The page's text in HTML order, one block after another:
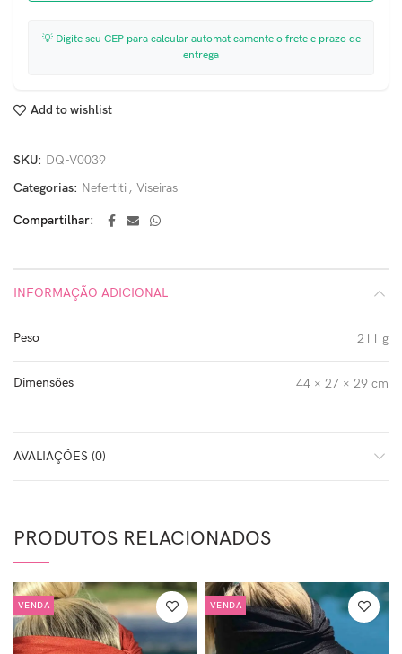
💡 Digite seu CEP para calcular automaticamente o frete e prazo de
entrega
Add to wishlist
SKU: DQ-V0039
Categorias: Nefertiti , Viseiras
Compartilhar
INFORMAÇÃO ADICIONAL
Peso 211 g
Dimensões 44 × 27 × 29 cm
AVALIAÇÕES (0)
PRODUTOS RELACIONADOS
VENDA VENDA